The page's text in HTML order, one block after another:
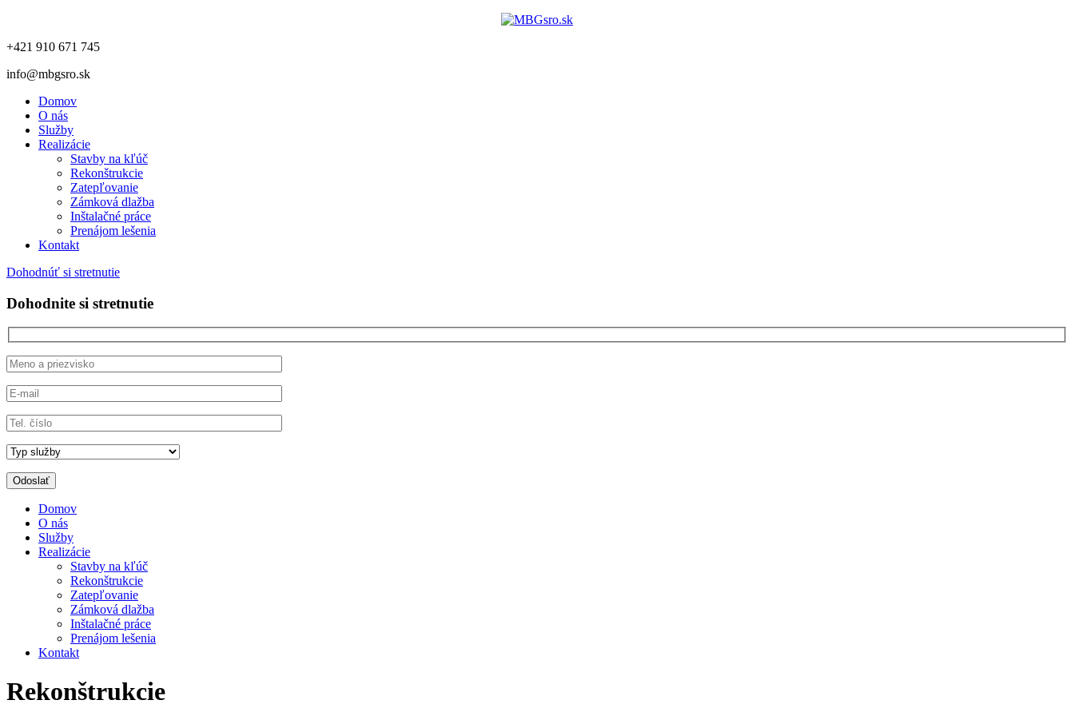
+421 910 671 745
info@mbgsro.sk
Domov
O nás
Služby
Realizácie
Stavby na kľúč
Rekonštrukcie
Zatepľovanie
Zámková dlažba
Inštalačné práce
Prenájom lešenia
Kontakt
Dohodnúť si stretnutie
Dohodnite si stretnutie
Domov
O nás
Služby
Realizácie
Stavby na kľúč
Rekonštrukcie
Zatepľovanie
Zámková dlažba
Inštalačné práce
Prenájom lešenia
Kontakt
Rekonštrukcie